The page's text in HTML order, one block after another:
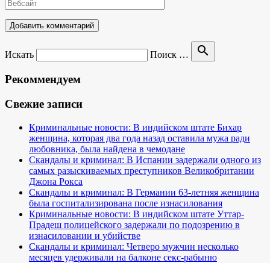
Искать Поиск … search
Рекоммендуем
Свежие записи
Криминальные новости: В индийском штате Бихар
женщина, которая два года назад оставила мужа ради
любовника, была найдена в чемодане
Скандалы и криминал: В Испании задержали одного из
самых разыскиваемых преступников Великобритании
Джона Рокса
Скандалы и криминал: В Германии 63-летняя женщина
была госпитализирована после изнасилования
Криминальные новости: В индийском штате Уттар-
Прадеш полицейского задержали по подозрению в
изнасиловании и убийстве
Скандалы и криминал: Четверо мужчин несколько
месяцев удерживали на балконе секс-рабыню